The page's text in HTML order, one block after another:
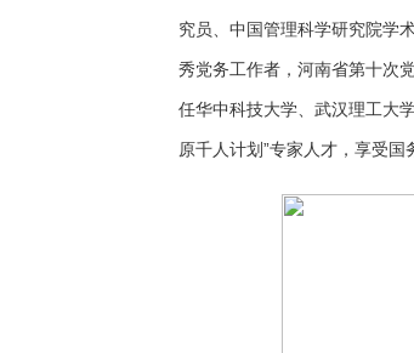
究员、中国管理科学研究院学
秀党务工作者，河南省第十次
任华中科技大学、武汉理工大
原千人计划”专家人才，享受国